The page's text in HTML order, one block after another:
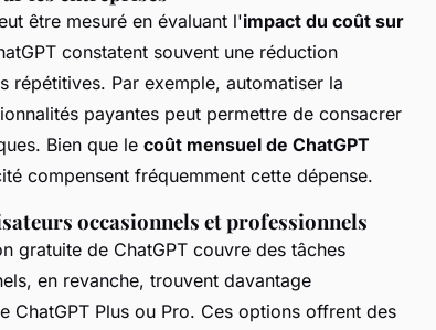
être mesuré en évaluant l'impact du coût sur
constatent souvent une réduction
répétitives. Par exemple, automatiser la
payantes peut permettre de consacrer
Bien que le coût mensuel de ChatGPT
compensent fréquemment cette dépense.
occasionnels et professionnels
gratuite de ChatGPT couvre des tâches
en revanche, trouvent davantage
ChatGPT Plus ou Pro. Ces options offrent des